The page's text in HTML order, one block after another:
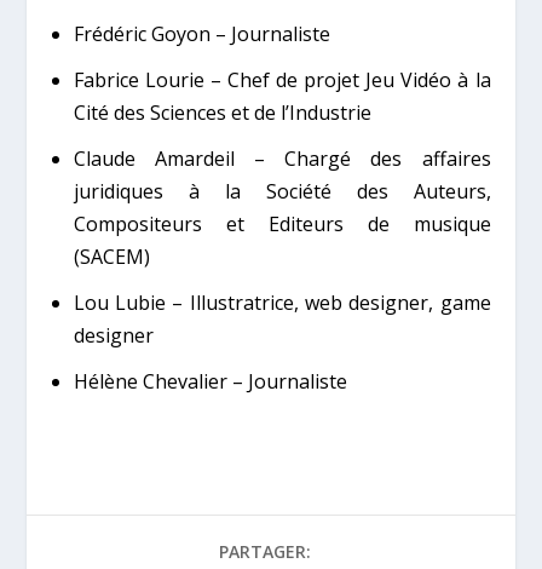
Frédéric Goyon – Journaliste
Fabrice Lourie – Chef de projet Jeu Vidéo à la
Cité des Sciences et de l’Industrie
Claude Amardeil – Chargé des affaires
juridiques à la Société des Auteurs,
Compositeurs et Editeurs de musique
(SACEM)
Lou Lubie – Illustratrice, web designer, game
designer
Hélène Chevalier – Journaliste
PARTAGER: